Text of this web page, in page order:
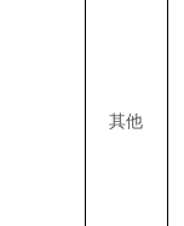
其他